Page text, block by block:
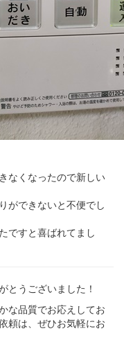
なくなったので新しい
ができないと不便でし
ですと喜ばれてまし
とうございました！
な品質でお応えしてお
頼は、ぜひお気軽にお